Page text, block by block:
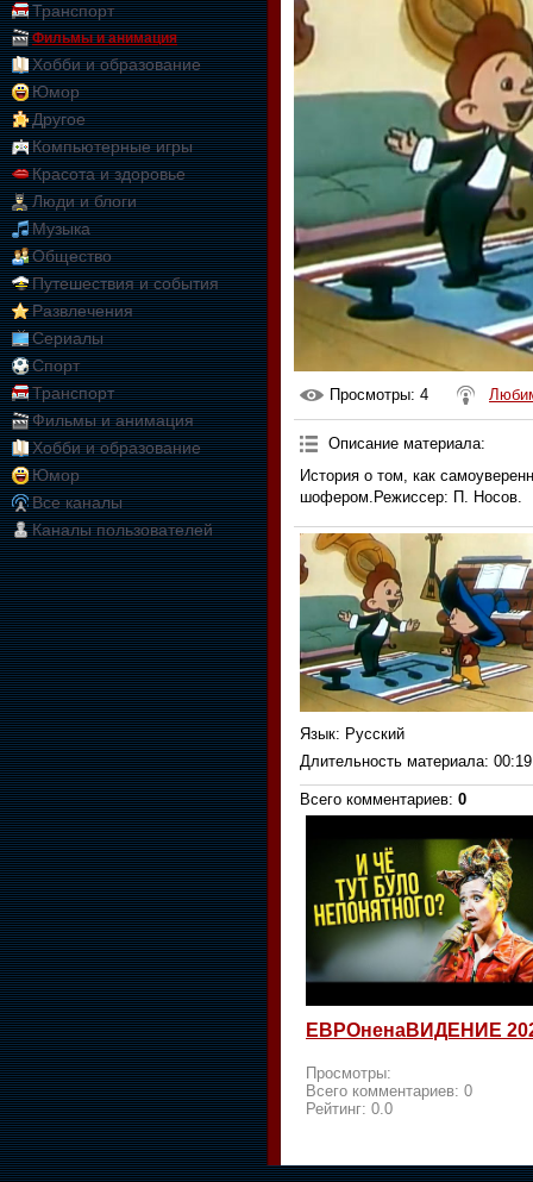
Транспорт
Фильмы и анимация
Хобби и образование
Юмор
Другое
Компьютерные игры
Красота и здоровье
Люди и блоги
Музыка
Общество
Путешествия и события
Развлечения
Сериалы
Спорт
Транспорт
Фильмы и анимация
Хобби и образование
Юмор
Все каналы
Каналы пользователей
Просмотры: 4
Описание материала:
История о том, как
шофером.Режиссер: П. Носов.
Язык: Русский
Длительность материала:
Всего комментариев: 0
ЕВРОненаВИДЕНИЕ
Просмотры:
Всего комментариев: 0
Рейтинг: 0.0